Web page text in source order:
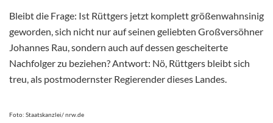
Bleibt die Frage: Ist Rüttgers jetzt komplett größenwahnsinig
geworden, sich nicht nur auf seinen geliebten Großversöhner
Johannes Rau, sondern auch auf dessen gescheiterte
Nachfolger zu beziehen? Antwort: Nö, Rüttgers bleibt sich
treu, als postmodernster Regierender dieses Landes.
Foto: Staatskanzlei/ nrw.de